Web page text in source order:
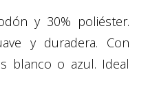
y 30% poliéster.
y duradera. Con
blanco o azul. Ideal